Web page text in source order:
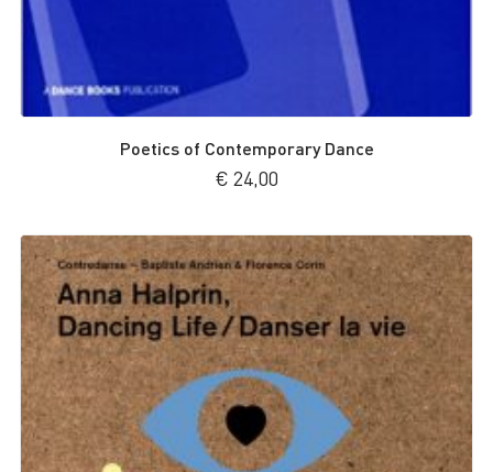
Poetics of Contemporary Dance
€ 24,00